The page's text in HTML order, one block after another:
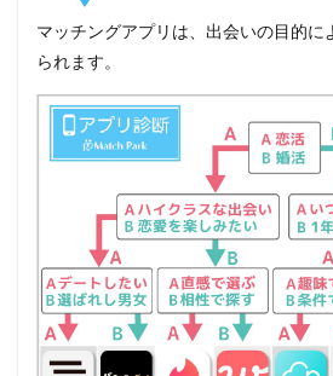
マッチングアプリは、出会いの目的に
られます。